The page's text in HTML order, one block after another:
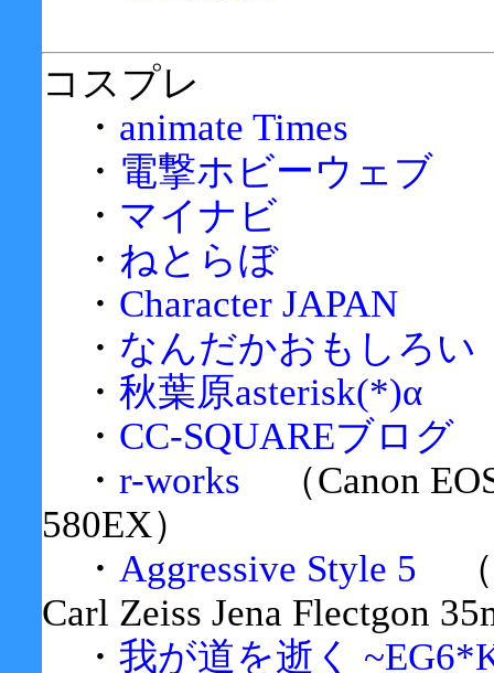
コスプレ
・ animate Times
・ 電撃ホビーウェブ
・ マイナビ
・ ねとらぼ
・ Character JAPAN
・ なんだかおもしろい
・ 秋葉原asterisk(*)α
・ CC-SQUAREブログ
・ r-works （Canon
580EX）
・ Aggressive Style 5 （
Carl Zeiss Jena Flectgon
・ 我が道を逝く